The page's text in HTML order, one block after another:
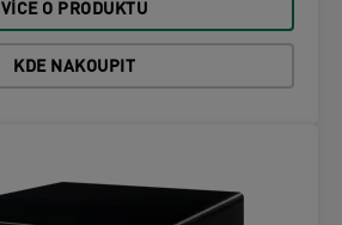
VÍCE O PRODUKTU
KDE NAKOUPIT